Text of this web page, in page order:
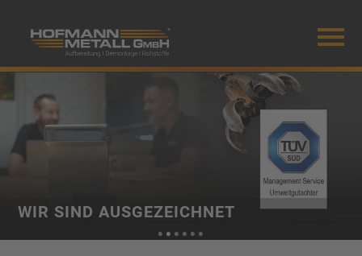
WIR SIND AUSGEZEICHNET
••••••